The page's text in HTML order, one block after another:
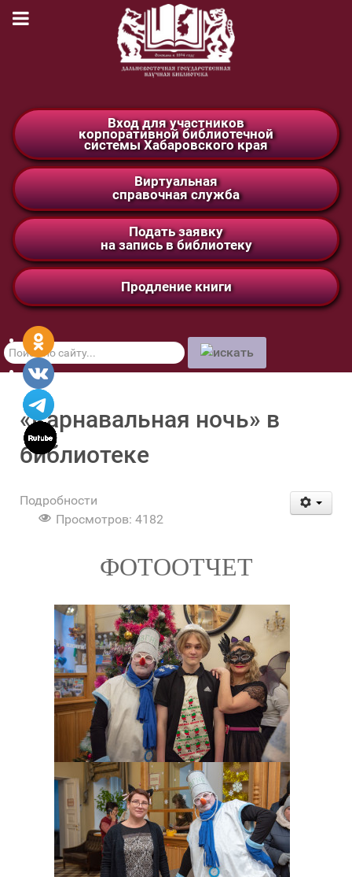
Вход для участников
корпоративной библиотечной
системы Хабаровского края
Виртуальная
справочная служба
Подать заявку
на запись в библиотеку
Продление книги
Поиск
по
сайту
«Карнавальная ночь» в
библиотеке
Подробности
Просмотров: 4182
ФОТООТЧЕТ